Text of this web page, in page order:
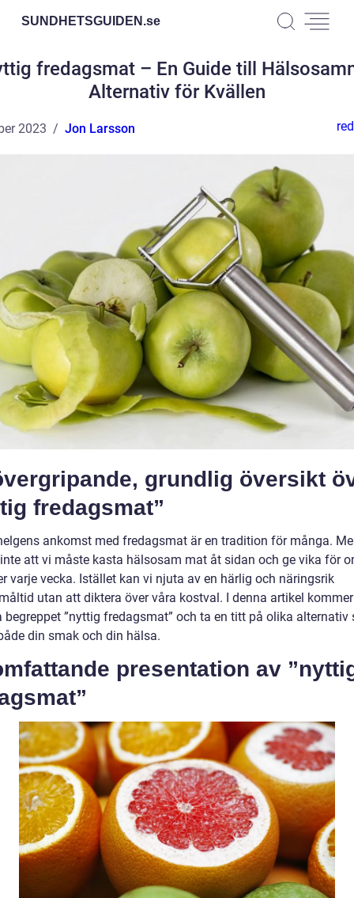
SUNDHETSGUIDEN.se
fredagsmat – En Guide till
Alternativ för Kvällen
2023 Jon Larsson
grundlig översikt
fredagsmat”
ankomst med fredagsmat är en tradition för många.
att vi måste kasta hälsosam mat åt sidan och ge vika för
varje vecka. Istället kan vi njuta av en härlig och näringsrik
utan att diktera över våra kostval. I denna artikel
begreppet ”nyttig fredagsmat” och ta en titt på olika alternativ
din smak och din hälsa.
presentation av